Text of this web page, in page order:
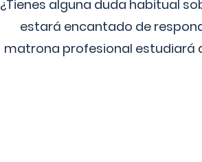
¿Tienes alguna duda habitual
estará encantado de
matrona profesional estudiará